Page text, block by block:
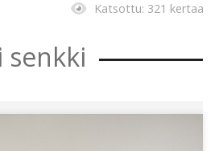
Katsottu: 321 kertaa
senkki